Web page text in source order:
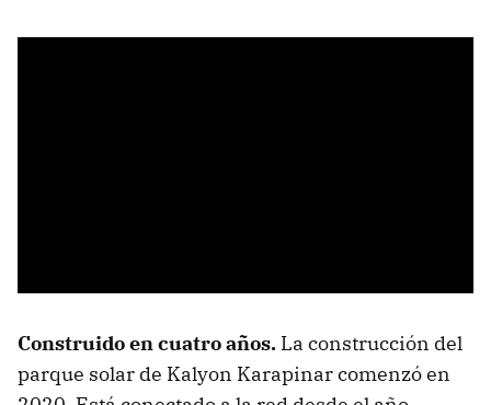
Construido en cuatro años. La construcción del
parque solar de Kalyon Karapinar comenzó en